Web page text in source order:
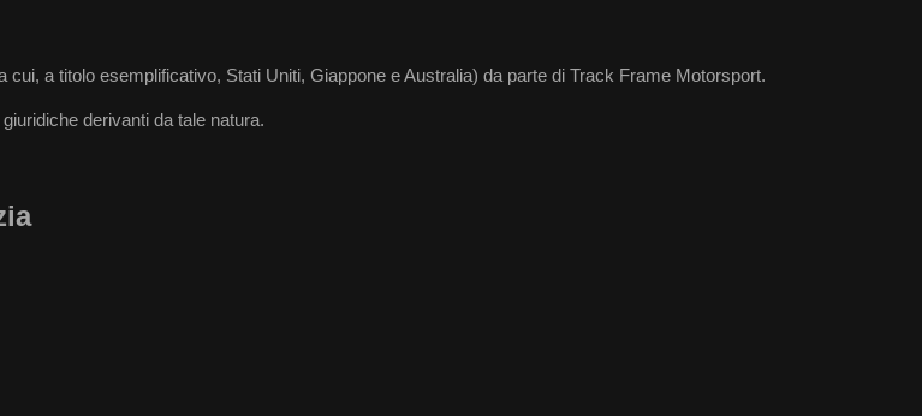
a titolo esemplificativo, Stati Uniti, Giappone e Australia) da parte di Track Frame Motorsport.
derivanti da tale natura.